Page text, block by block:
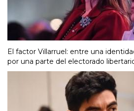
El factor Villarruel: entre una
por una parte del electorado